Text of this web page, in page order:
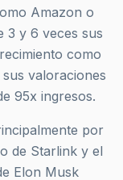
Amazon o
3 y 6 veces sus
como
valoraciones
95x ingresos.
por
de Starlink y el
Elon Musk